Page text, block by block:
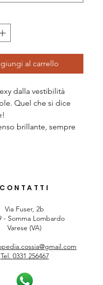
al carrello
dalla vestibilità
Quel che si dice
brillante, sempre
CONTATTI
Via Fuser, 2b
- Somma Lombardo
Varese (VA)
Tel. 0331 256467